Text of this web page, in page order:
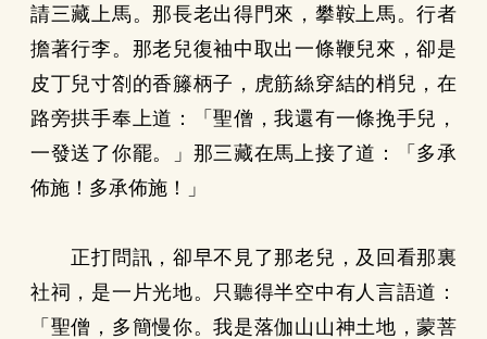
請三藏上馬。那長老出得門來，攀鞍上馬。行者
擔著行李。那老兒復袖中取出一條鞭兒來，卻是
皮丁兒寸劄的香籐柄子，虎筋絲穿結的梢兒，在
路旁拱手奉上道：「聖僧，我還有一條挽手兒，
一發送了你罷。」那三藏在馬上接了道：「多承
佈施！多承佈施！」
正打問訊，卻早不見了那老兒，及回看那裏
社祠，是一片光地。只聽得半空中有人言語道：
「聖僧，多簡慢你。我是落伽山山神土地，蒙菩